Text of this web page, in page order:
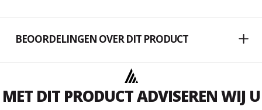
BEOORDELINGEN OVER DIT PRODUCT
MET DIT PRODUCT ADVISEREN WIJ U